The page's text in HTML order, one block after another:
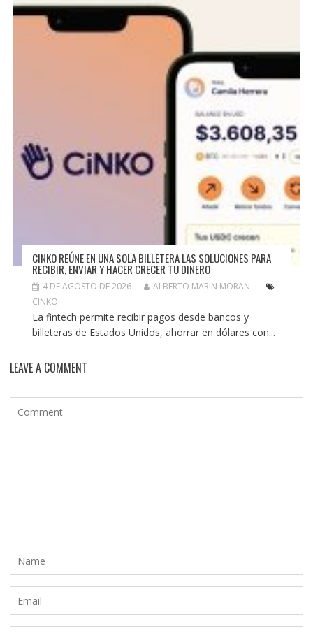
CINKO REÚNE EN UNA SOLA BILLETERA LAS SOLUCIONES PARA
RECIBIR, ENVIAR Y HACER CRECER TU DINERO
4 DE AGOSTO DE 2026
ALBERTO MARIN MORAN
CINKO
La fintech permite recibir pagos desde bancos y
billeteras de Estados Unidos, ahorrar en dólares con...
LEAVE A COMMENT